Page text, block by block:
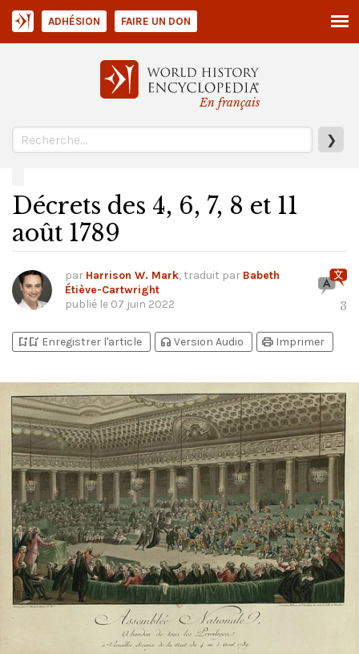
En français
❯
ADHÉSION FAIRE UN DON
Décrets des 4, 6, 7, 8 et 11
août 1789
par Harrison W. Mark, traduit par Babeth
Étiève-Cartwright
publié le 07 juin 2022 3
bookmark_addbookmark_added Enregistrer l'article headphones Version Audio print Imprimer